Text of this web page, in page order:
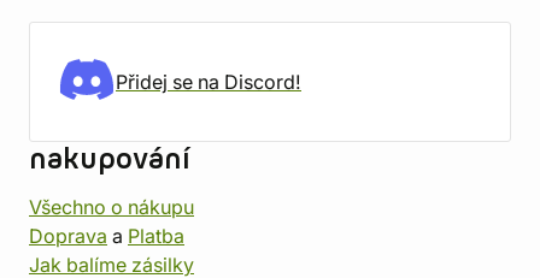
Přidej se na Discord!
nakupování
Všechno o nákupu
Doprava a Platba
Jak balíme zásilky